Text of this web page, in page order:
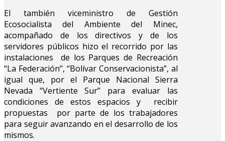
El también viceministro de Gestión
Ecosocialista del Ambiente del Minec,
acompañado de los directivos y de los
servidores públicos hizo el recorrido por las
instalaciones de los Parques de Recreación
“La Federación”, “Bolívar Conservacionista”, al
igual que, por el Parque Nacional Sierra
Nevada “Vertiente Sur” para evaluar las
condiciones de estos espacios y recibir
propuestas por parte de los trabajadores
para seguir avanzando en el desarrollo de los
mismos.